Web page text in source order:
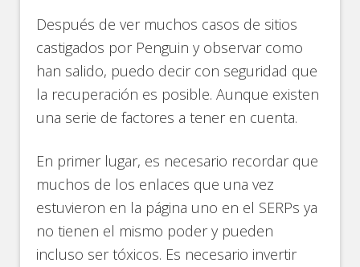
Después de ver muchos casos de sitios
castigados por Penguin y observar como
han salido, puedo decir con seguridad que
la recuperación es posible. Aunque existen
una serie de factores a tener en cuenta.
En primer lugar, es necesario recordar que
muchos de los enlaces que una vez
estuvieron en la página uno en el SERPs ya
no tienen el mismo poder y pueden
incluso ser tóxicos. Es necesario invertir